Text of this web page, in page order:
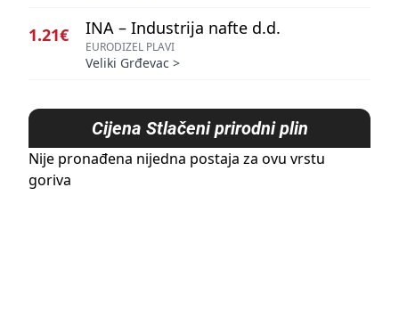
1.21€ INA – Industrija nafte d.d.
EURODIZEL PLAVI
Veliki Grđevac >
Cijena Stlačeni prirodni plin
Nije pronađena nijedna postaja za ovu vrstu
goriva